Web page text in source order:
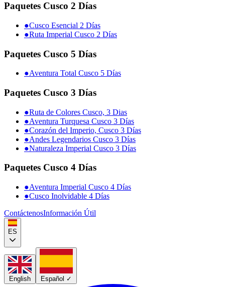
Paquetes Cusco 2 Días
●Cusco Esencial 2 Días
●Ruta Imperial Cusco 2 Días
Paquetes Cusco 5 Días
●Aventura Total Cusco 5 Días
Paquetes Cusco 3 Días
●Ruta de Colores Cusco, 3 Dias
●Aventura Turquesa Cusco 3 Días
●Corazón del Imperio, Cusco 3 Días
●Andes Legendarios Cusco 3 Días
●Naturaleza Imperial Cusco 3 Días
Paquetes Cusco 4 Días
●Aventura Imperial Cusco 4 Días
●Cusco Inolvidable 4 Días
ContáctenosInformación Útil
ES
English Español ✓